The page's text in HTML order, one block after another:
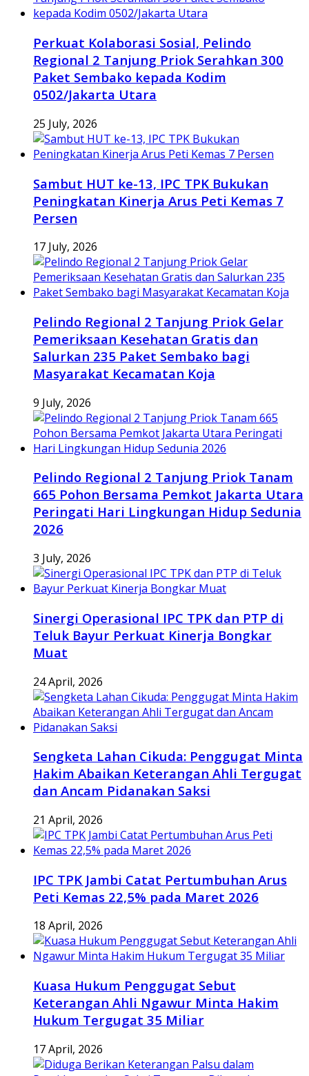
Perkuat Kolaborasi Sosial, Pelindo
Regional 2 Tanjung Priok Serahkan 300
Paket Sembako kepada Kodim
0502/Jakarta Utara
25 July, 2026
Sambut HUT ke-13, IPC TPK Bukukan
Peningkatan Kinerja Arus Peti Kemas 7
Persen
17 July, 2026
Pelindo Regional 2 Tanjung Priok Gelar
Pemeriksaan Kesehatan Gratis dan
Salurkan 235 Paket Sembako bagi
Masyarakat Kecamatan Koja
9 July, 2026
Pelindo Regional 2 Tanjung Priok Tanam
665 Pohon Bersama Pemkot Jakarta Utara
Peringati Hari Lingkungan Hidup Sedunia
2026
3 July, 2026
Sinergi Operasional IPC TPK dan PTP di
Teluk Bayur Perkuat Kinerja Bongkar
Muat
24 April, 2026
Sengketa Lahan Cikuda: Penggugat Minta
Hakim Abaikan Keterangan Ahli Tergugat
dan Ancam Pidanakan Saksi
21 April, 2026
IPC TPK Jambi Catat Pertumbuhan Arus
Peti Kemas 22,5% pada Maret 2026
18 April, 2026
Kuasa Hukum Penggugat Sebut
Keterangan Ahli Ngawur Minta Hakim
Hukum Tergugat 35 Miliar
17 April, 2026